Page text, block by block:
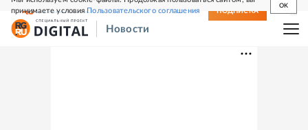
принимаете условияПользовательского соглашения
OK
СВЕЖИЙ НОМЕР ПОДПИСКА
Новости